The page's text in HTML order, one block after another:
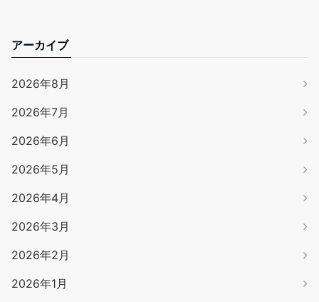
アーカイブ
2026年8月
2026年7月
2026年6月
2026年5月
2026年4月
2026年3月
2026年2月
2026年1月